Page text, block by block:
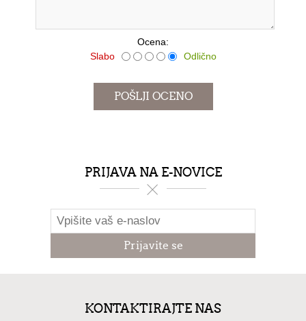
Ocena:
Slabo
Odlično
PRIJAVA NA E-NOVICE
KONTAKTIRAJTE NAS